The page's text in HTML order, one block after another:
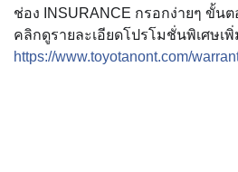
ช่อง INSURANCE กรอกง่ายๆ ขั้นต
คลิกดูรายละเอียดโปรโมชั่นพเศษเ
https://www.toyotanont.com/